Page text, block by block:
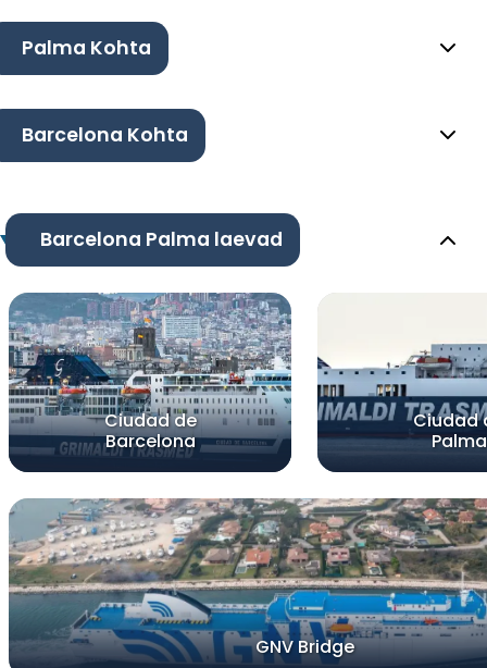
Palma Kohta
Barcelona Kohta
Barcelona Palma laevad
Ciudad de
Barcelona
Ciudad
Palma
GNV Bridge